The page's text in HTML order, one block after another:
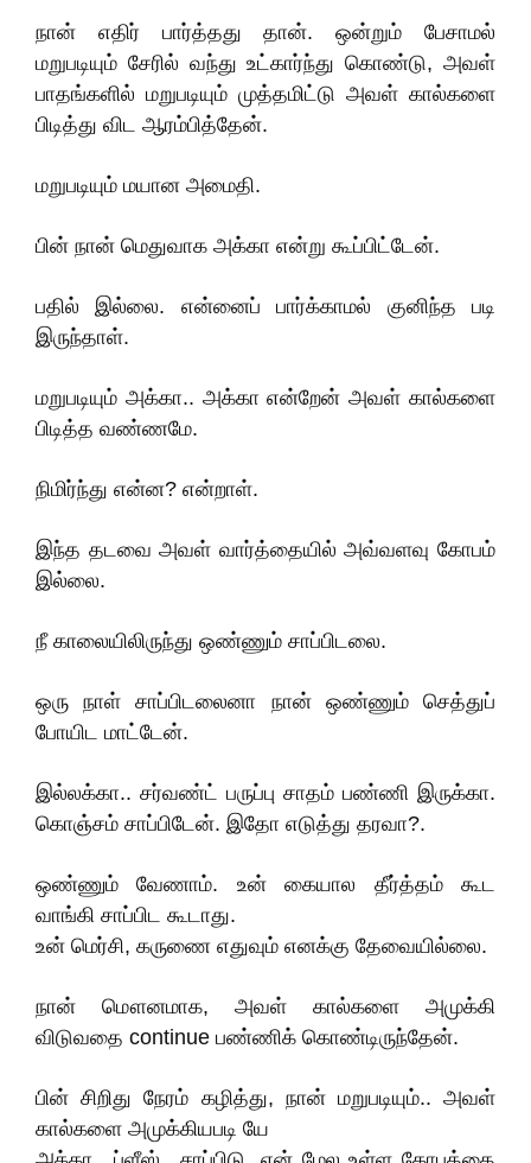
நான் எதிர் பார்த்தது தான். ஒன்றும் பேசாமல்
மறுபடியும் சேரில் வந்து உட்கார்ந்து கொண்டு, அவள்
பாதங்களில் மறுபடியும் முத்தமிட்டு அவள் கால்களை
பிடித்து விட ஆரம்பித்தேன்.
மறுபடியும் மயான அமைதி.
பின் நான் மெதுவாக அக்கா என்று கூப்பிட்டேன்.
பதில் இல்லை. என்னைப் பார்க்காமல் குனிந்த படி
இருந்தாள்.
மறுபடியும் அக்கா.. அக்கா என்றேன் அவள் கால்களை
பிடித்த வண்ணமே.
நிமிர்ந்து என்ன? என்றாள்.
இந்த தடவை அவள் வார்த்தையில் அவ்வளவு கோபம்
இல்லை.
நீ காலையிலிருந்து ஒண்ணும் சாப்பிடலை.
ஒரு நாள் சாப்பிடலைனா நான் ஒண்ணும் செத்துப்
போயிட மாட்டேன்.
இல்லக்கா.. சர்வண்ட் பருப்பு சாதம் பண்ணி இருக்கா.
கொஞ்சம் சாப்பிடேன். இதோ எடுத்து தரவா?.
ஒண்ணும் வேணாம். உன் கையால தீர்த்தம் கூட
வாங்கி சாப்பிட கூடாது.
உன் மெர்சி, கருணை எதுவும் எனக்கு தேவையில்லை.
நான் மௌனமாக, அவள் கால்களை அமுக்கி
விடுவதை continue பண்ணிக் கொண்டிருந்தேன்.
பின் சிறிது நேரம் கழித்து, நான் மறுபடியும்.. அவள்
கால்களை அமுக்கியபடி யே